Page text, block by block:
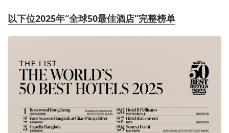
以下位2025年“全球50最佳酒店”完整榜单